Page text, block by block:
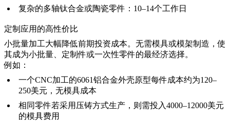
复杂的多轴钛合金或陶瓷零件：10–14个工作日
定制应用的高性价比
小批量加工大幅降低前期投资成本。无需模具或模架制造，使
其成为小批量、定制件或一次性零件的最经济选择。
例如：
一个CNC加工的6061铝合金外壳原型每件成本约为120–
250美元，无模具成本
相同零件若采用压铸方式生产，则需投入4000–12000美元
的模具费用